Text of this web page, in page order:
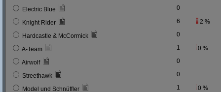
Electric Blue 0
Knight Rider 6 2 %
Hardcastle & McCormick 0
A-Team 1 0 %
Airwolf 0
Streethawk 0
Model und Schnüffler 1 0 %